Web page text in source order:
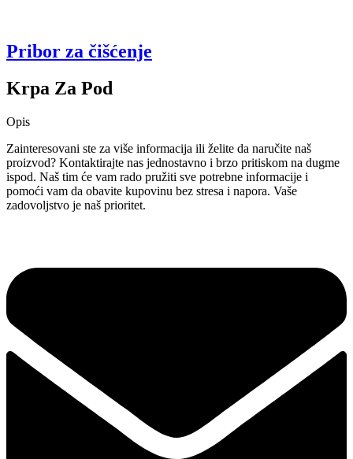
Pribor za čišćenje
Krpa Za Pod
Opis
Zainteresovani ste za više informacija ili želite da naručite naš
proizvod? Kontaktirajte nas jednostavno i brzo pritiskom na dugme
ispod. Naš tim će vam rado pružiti sve potrebne informacije i
pomoći vam da obavite kupovinu bez stresa i napora. Vaše
zadovoljstvo je naš prioritet.